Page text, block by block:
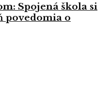
Spojená škola si
povedomia o